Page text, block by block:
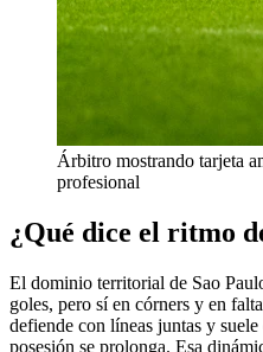
Árbitro mostrando tarjeta
profesional
¿Qué dice el ritmo
El dominio territorial de Sao
goles, pero sí en córners y en
defiende con líneas juntas y
posesión se prolonga. Esa